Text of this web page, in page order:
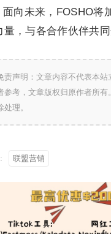
面向未来，FOSHO将
量，与各合作伙伴共
责声明：文章内容不代表本
参考，文章版权归原作者所
处理。
联盟营销